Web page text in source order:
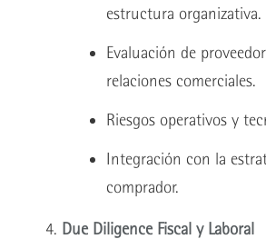
estructura organizativa.
Evaluación de
relaciones comerciales.
Riesgos operativos y
Integración con la
comprador.
Due Diligence Fiscal y Laboral